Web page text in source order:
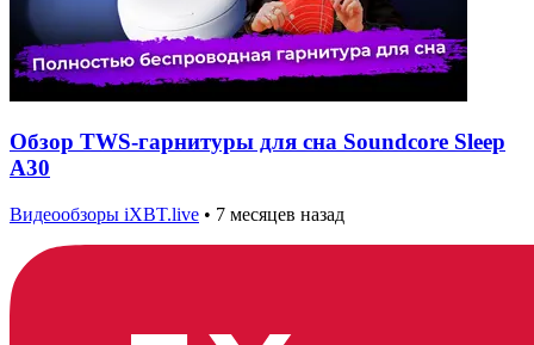
Обзор TWS-гарнитуры для сна Soundcore Sleep
A30
Видеообзоры iXBT.live • 7 месяцев назад